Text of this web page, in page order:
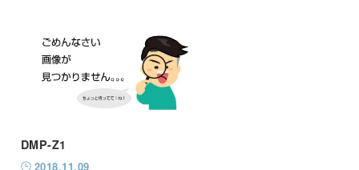
DMP-Z1
2018.11.09